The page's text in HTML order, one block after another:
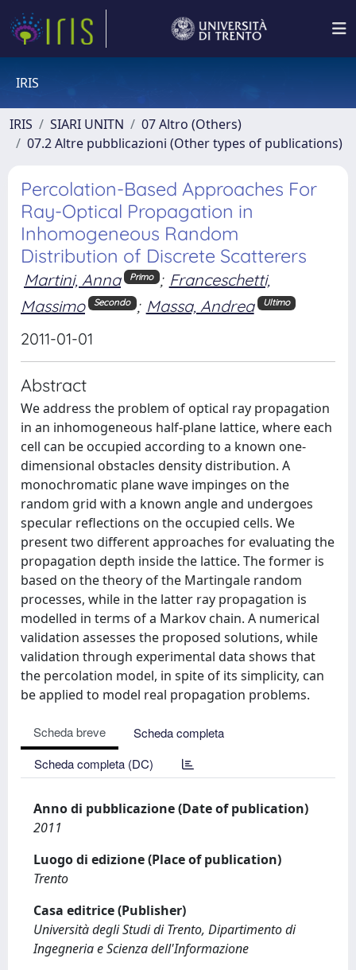
IRIS
IRIS SIARI UNITN
07 Altro (Others)
07.2 Altre pubblicazioni (Other types of publications)
Percolation-Based Approaches For
Ray-Optical Propagation in
Inhomogeneous Random
Distribution of Discrete Scatterers
Martini, Anna Primo ; Franceschetti,
Massimo
Secondo ; Massa, Andrea Ultimo
2011-01-01
Abstract
We address the problem of optical ray propagation
in an inhomogeneous half-plane lattice, where each
cell can be occupied according to a known one-
dimensional obstacles density distribution. A
monochromatic plane wave impinges on the
random grid with a known angle and undergoes
specular reflections on the occupied cells. We
present two different approaches for evaluating the
propagation depth inside the lattice. The former is
based on the theory of the Martingale random
processes, while in the latter ray propagation is
modelled in terms of a Markov chain. A numerical
validation assesses the proposed solutions, while
validation through experimental data shows that
the percolation model, in spite of its simplicity, can
be applied to model real propagation problems.
Scheda breve
Scheda completa
Scheda completa (DC)
Anno di pubblicazione (Date of publication)
2011
Luogo di edizione (Place of publication)
Trento
Casa editrice (Publisher)
Università degli Studi di Trento, Dipartimento di
Ingegneria e Scienza dell'Informazione